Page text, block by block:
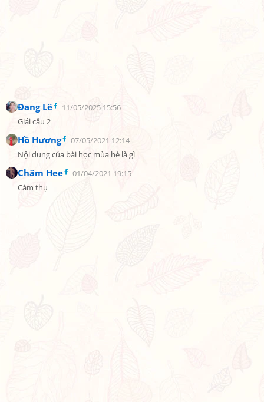
Đang Lê
11/05/2025 15:56
Giải câu 2
Hồ Hương
07/05/2021 12:14
Nội dung của bài học mùa hè là gì
Châm Hee
01/04/2021 19:15
Cảm thụ